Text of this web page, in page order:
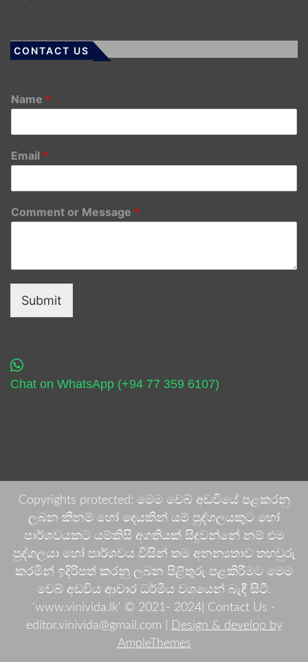
CONTACT US
Name *
Email *
Comment or Message *
Submit
Chat on WhatsApp (+94 77 359 6107)
Copyrights protected: මෙම වෙබ් අඩවියේ පළකරනු
ලබන කිනම් හෝ දෙයකින් යම් පුද්ගලයකුට හෝ
පාර්ශවයකට යම්කිසි අගතියක් සිදුවන්නේ නම් එම
පුද්ගලයා හෝ පාර්ශවය විසින් තම අනන්‍යතාව තහවුරු
කරමින් ඉදිරිපත් කරනු ලබන පිළිතුරු පළකිරීමට මෙම
වෙබ් අඩවිය ආචාර ධර්මීය වශයෙන් බැඳී සිටී.
'www.vinivida.lk' © 2021- 2024| Contact Us -
editor.vinivida@gmail.com |
Design & develop by
AmpleThemes